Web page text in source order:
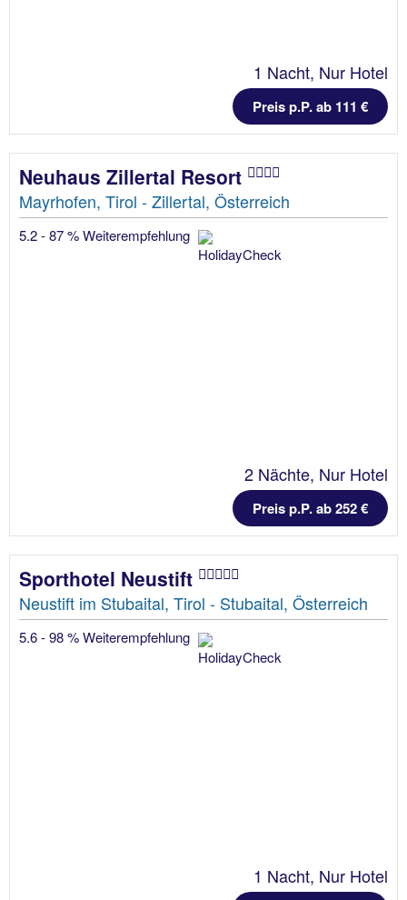
1 Nacht, Nur Hotel
Preis p.P. ab 111 €
Neuhaus Zillertal Resort
Mayrhofen, Tirol - Zillertal, Österreich
5.2 - 87 % Weiterempfehlung
2 Nächte, Nur Hotel
Preis p.P. ab 252 €
Sporthotel Neustift
Neustift im Stubaital, Tirol - Stubaital, Österreich
5.6 - 98 % Weiterempfehlung
1 Nacht, Nur Hotel